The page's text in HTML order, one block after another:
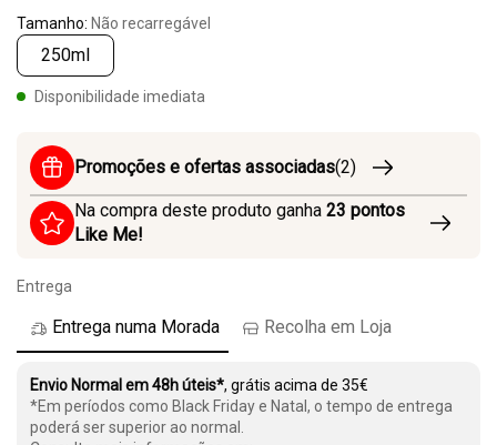
Tamanho: Não recarregável
250ml
Disponibilidade imediata
Promoções e ofertas associadas(2)
Na compra deste produto ganha 23 pontos
Like Me!
Entrega
Entrega numa Morada Recolha em Loja
Envio Normal em 48h úteis*, grátis acima de 35€
*Em períodos como Black Friday e Natal, o tempo de entrega
poderá ser superior ao normal.